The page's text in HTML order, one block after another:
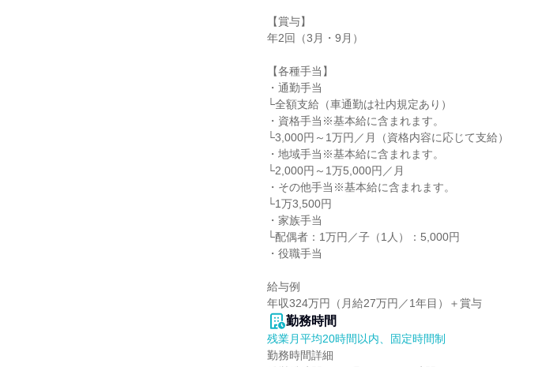
【賞与】
年2回（3月・9月）
【各種手当】
・通勤手当
└全額支給（車通勤は社内規定あり）
・資格手当※基本給に含まれます。
└3,000円～1万円／月（資格内容に応じて支給）
・地域手当※基本給に含まれます。
└2,000円～1万5,000円／月
・その他手当※基本給に含まれます。
└1万3,500円
・家族手当
└配偶者：1万円／子（1人）：5,000円
・役職手当
給与例
年収324万円（月給27万円／1年目）＋賞与
勤務時間
残業月平均20時間以内、固定時間制
勤務時間詳細